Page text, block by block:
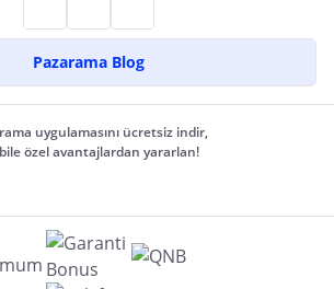
Pazarama Blog
uygulamasını ücretsiz indir,
özel avantajlardan yararlan!